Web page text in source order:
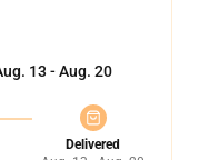
13 - Aug. 20
Delivered